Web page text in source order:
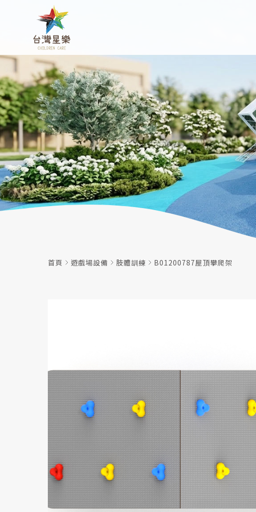
首頁 遊戲場設備 肢體訓練 B01200787屋頂攀爬架